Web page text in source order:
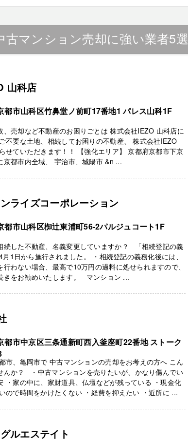
古マンション売却に強い業者5選
山科店
都市山科区竹鼻堂ノ前町17番地1 パレス山科1F
、売却など不動産のお困りごとは 株式会社IEZO 山科店に
不要な土地、相続してお困りの不動産、 株式会社IEZO
せていただきます！！ 【強化エリア】 京都府京都市下京
京都市内全域、 宇治市、城陽市 &n ...
ライズコーポレーション
都市山科区椥辻東浦町56-2パルジュコート1F
続した不動産、名義変更していますか？ 「相続登記の義
1日から施行されました。 ・相続登記の義務化後には、
わない場合、最高で10万円の過料に処せられますので、
きをお勧めいたします。 マンション ...
都市中京区三条通新町西入釜座町22番地 ストーク
市、亀岡市で 中古マンションの売却をお考えの方へ こん
んか？ ・中古マンションを売りたいが、かなり傷んでい
・家の中に、家財道具、仏壇などが残っている ・現金化
ので時間をかけたくない ・経費を抑えたい ・近所に ...
ルエステイト